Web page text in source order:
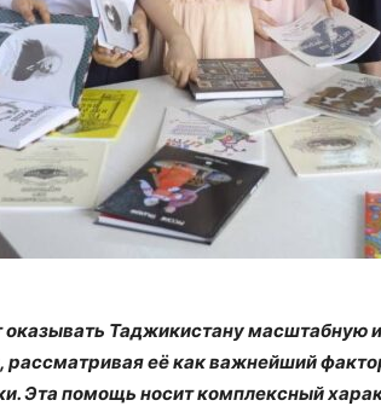
Таджикистану масштабную
рассматривая её как важнейший
Эта помощь носит комплексный